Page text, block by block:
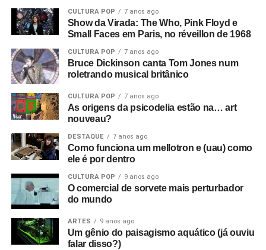
CULTURA POP 7 anos ago
Show da Virada: The Who, Pink Floyd e
Small Faces em Paris, no réveillon de 1968
CULTURA POP 7 anos ago
Bruce Dickinson canta Tom Jones num
roletrando musical britânico
CULTURA POP 7 anos ago
As origens da psicodelia estão na… art
nouveau?
DESTAQUE 7 anos ago
Como funciona um mellotron e (uau) como
ele é por dentro
CULTURA POP 9 anos ago
O comercial de sorvete mais perturbador
do mundo
ARTES 9 anos ago
Um gênio do paisagismo aquático (já ouviu
falar disso?)